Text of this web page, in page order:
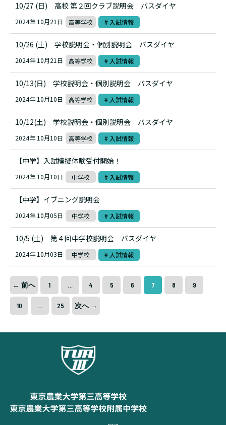
10/27 (日) 高校 第２回クラブ説明会 バスダイヤ
2024年 10月21日 高等学校 # 入試情報
10/26 (土) 学校説明会・個別説明会 バスダイヤ
2024年 10月21日 高等学校 # 入試情報
10/13(日) 学校説明会・個別説明会 バスダイヤ
2024年 10月10日 高等学校 # 入試情報
10/12(土) 学校説明会・個別説明会 バスダイヤ
2024年 10月10日 高等学校 # 入試情報
【中学】入試模擬体験受付開始！
2024年 10月10日 中学校 # 入試情報
【中学】イブニング説明会
2024年 10月05日 中学校 # 入試情報
10/5 (土) 第４回中学校説明会 バスダイヤ
2024年 10月03日 中学校 # 入試情報
← 前へ 1 … 4 5 6 7 8 9
10 … 25 次へ →